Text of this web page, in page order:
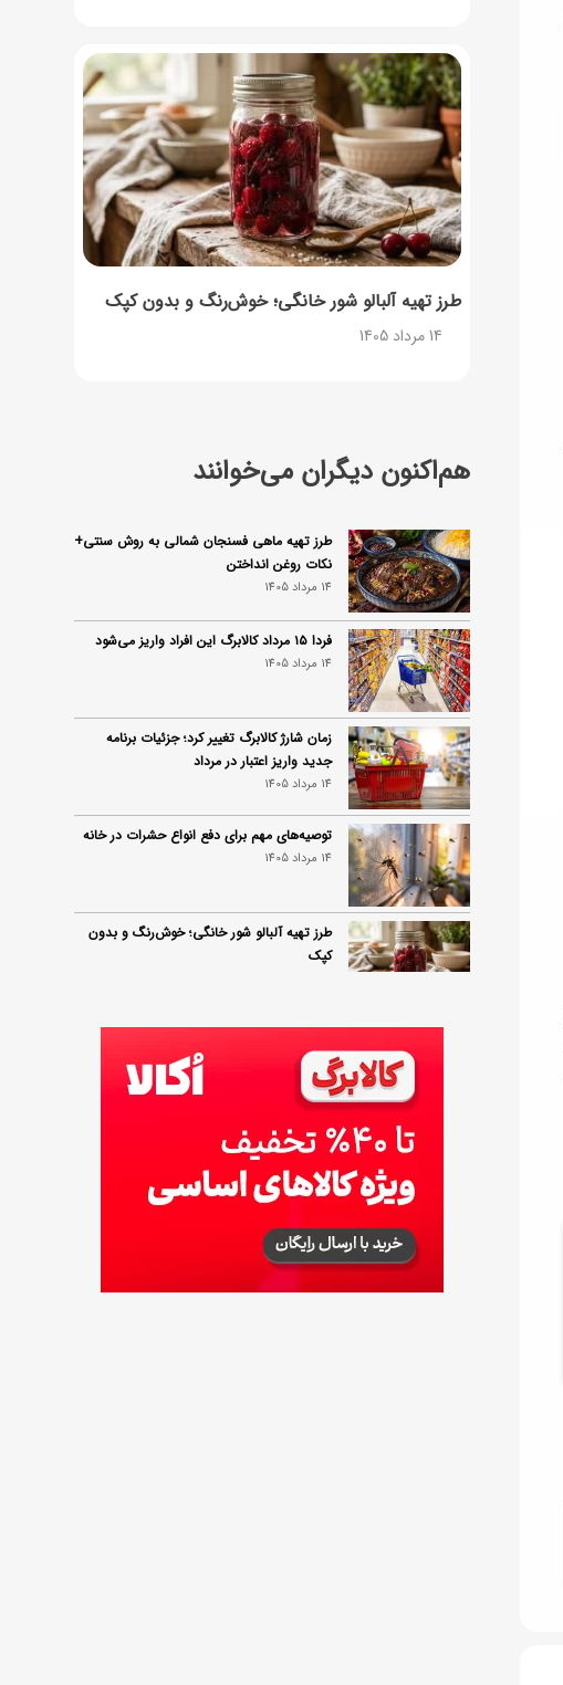
طرز تهیه آلبالو شور خانگی؛ خوش‌رنگ و بدون کپک
14 مرداد 1405
هم‌اکنون دیگران می‌خوانند
طرز تهیه ماهی فسنجان شمالی به روش سنتی+
نکات روغن انداختن
14 مرداد 1405
فردا ۱۵ مرداد کالابرگ این افراد واریز می‌شود
14 مرداد 1405
زمان شارژ کالابرگ تغییر کرد؛ جزئیات برنامه
جدید واریز اعتبار در مرداد
14 مرداد 1405
توصیه‌های مهم برای دفع انواع حشرات در خانه
14 مرداد 1405
طرز تهیه آلبالو شور خانگی؛ خوش‌رنگ و بدون
کپک
طرز تهیه پنکیک با شیره انگور؛ صبحانه‌ای سالم و
انرژی‌بخش
14 مرداد 1405
۳۵ لیست غذاهای جدید و متفاوت؛ برای ناهار و
مهمانی
14 مرداد 1405
طرز تهیه پش ملبا (پیچ ملبا)؛ دسر کلاسیک هلو
و بستنی
13 مرداد 1405